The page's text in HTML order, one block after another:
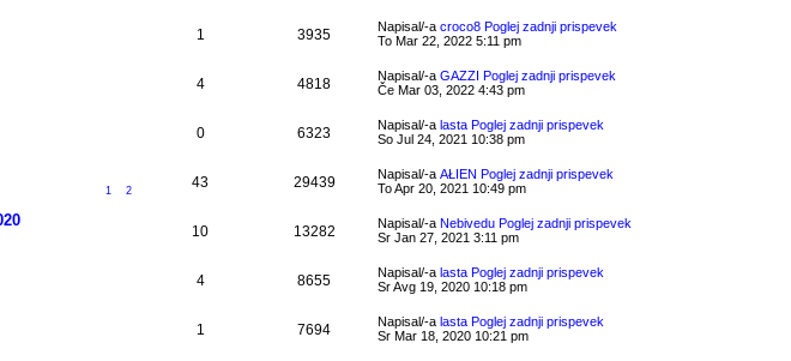
1 3935 Napisal/-a croco8 Poglej zadnji prispevek
To Mar 22, 2022 5:11 pm
4 4818 Napisal/-a GAZZI Poglej zadnji prispevek
Če Mar 03, 2022 4:43 pm
0 6323 Napisal/-a lasta Poglej zadnji prispevek
So Jul 24, 2021 10:38 pm
1 2 43 29439 Napisal/-a AŁIEN Poglej zadnji prispevek
To Apr 20, 2021 10:49 pm
10 13282 Napisal/-a Nebivedu Poglej zadnji prispevek
Sr Jan 27, 2021 3:11 pm
4 8655 Napisal/-a lasta Poglej zadnji prispevek
Sr Avg 19, 2020 10:18 pm
1 7694 Napisal/-a lasta Poglej zadnji prispevek
Sr Mar 18, 2020 10:21 pm